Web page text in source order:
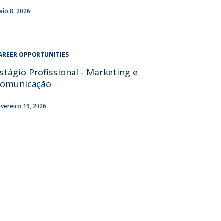
UDIP8, 2026
OPPORTUNITIES
Profissional - Marketing e
19, 2026